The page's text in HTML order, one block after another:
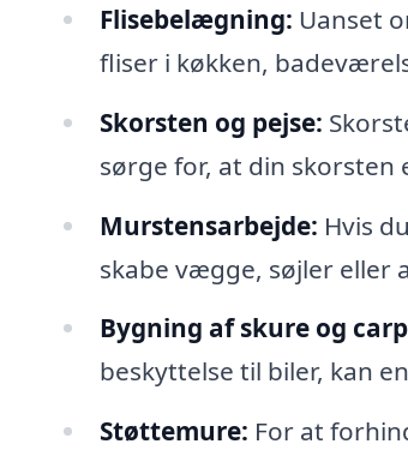
Flisebelægning: Uanset
fliser i køkken,
Skorsten og pejse:
sørge for, at din
Murstensarbejde: Hvis
skabe vægge, søjler eller
Bygning af skure og
beskyttelse til biler, kan
Støttemure: For at